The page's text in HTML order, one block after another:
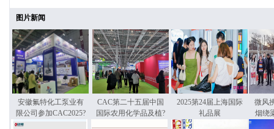
图片新闻
安徽氟特化工泵业有
限公司参加CAC2025?
CAC第二十五届中国
国际农用化学品及植?
2025第24届上海国际
礼品展
微风
烟绕